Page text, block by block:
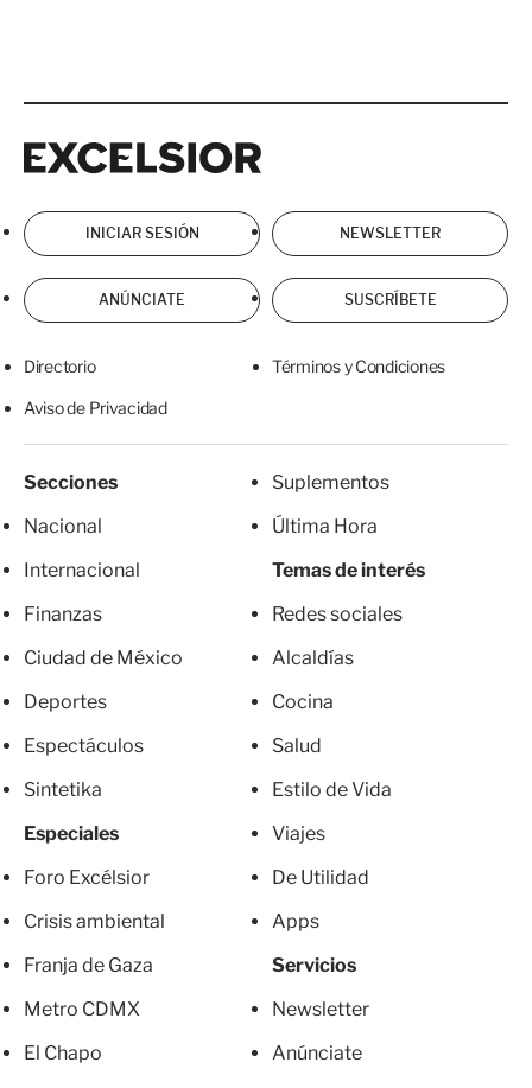
INICIAR SESIÓN NEWSLETTER
ANÚNCIATE SUSCRÍBETE
Directorio Términos y Condiciones
Aviso de Privacidad
Secciones
Nacional
Internacional
Finanzas
Ciudad de México
Deportes
Espectáculos
Sintetika
Especiales
Foro Excélsior
Crisis ambiental
Franja de Gaza
Metro CDMX
El Chapo
Suplementos
Última Hora
Temas de interés
Redes sociales
Alcaldías
Cocina
Salud
Estilo de Vida
Viajes
De Utilidad
Apps
Servicios
Newsletter
Anúnciate